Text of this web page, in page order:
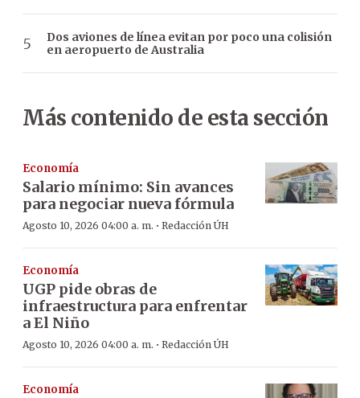
Dos aviones de línea evitan por poco una colisión
en aeropuerto de Australia
Más contenido de esta sección
Economía
Salario mínimo: Sin avances
para negociar nueva fórmula
Agosto 10, 2026 04:00 a. m. · Redacción ÚH
Economía
UGP pide obras de
infraestructura para enfrentar
a El Niño
Agosto 10, 2026 04:00 a. m. · Redacción ÚH
Economía